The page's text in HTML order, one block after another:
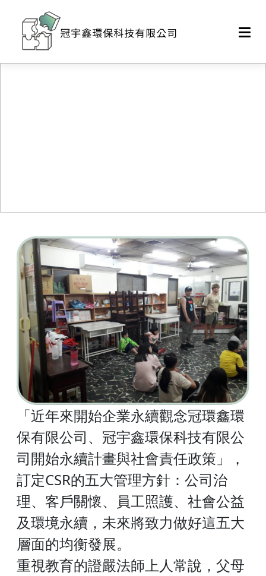
「近年來開始企業永續觀念冠環鑫環
保有限公司、冠宇鑫環保科技有限公
司開始永續計畫與社會責任政策」，
訂定CSR的五大管理方針：公司治
理、客戶關懷、員工照護、社會公益
及環境永續，未來將致力做好這五大
層面的均衡發展。
重視教育的證嚴法師上人常說，父母